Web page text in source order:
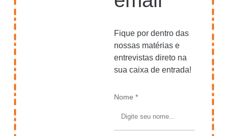
assunt
eração
?
Batem
os um
sobre
com os
executi
import
Fique por dentro das
nossas matérias e
entrevistas direto na
sua caixa de entrada!
Nome *